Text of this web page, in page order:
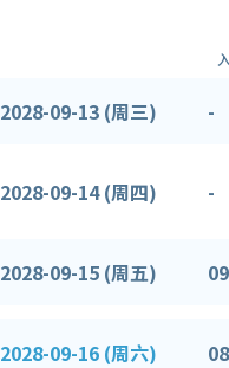
2028-09-13 (周三) -
2028-09-14 (周四) -
2028-09-15 (周五)
2028-09-16 (周六)